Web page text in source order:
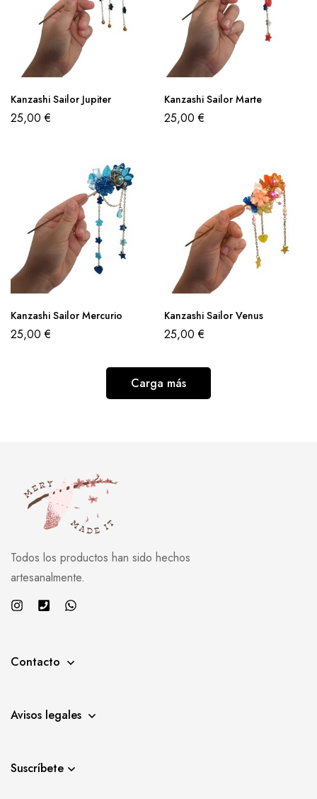
Kanzashi Sailor Jupiter
25,00€
Kanzashi Sailor Marte
25,00€
Kanzashi Sailor Mercurio
25,00€
Kanzashi Sailor Venus
25,00€
Carga más
Todos los productos han sido hechos
artesanalmente.
Contacto
Avisos legales
Suscríbete